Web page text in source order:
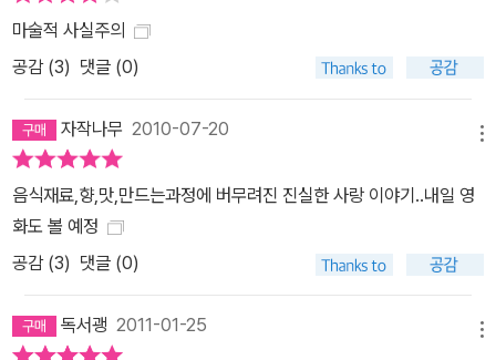
마술적 사실주의
공감 (3) 댓글 (0)
자작나무 2010-07-20
음식재료,향,맛,만드는과정에 버무려진 진실한 사랑 이야기..내일 영
화도 볼 예정
공감 (3) 댓글 (0)
독서괭 2011-01-25